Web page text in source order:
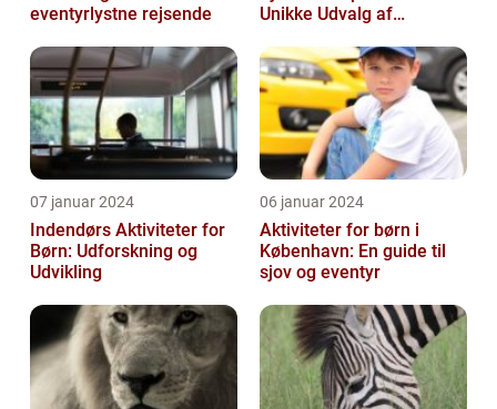
eventyrlystne rejsende
Unikke Udvalg af
07 januar 2024
Indendørs Aktiviteter for
Børn: Udforskning og
Udvikling
06 januar 2024
Aktiviteter for børn i
København: En guide til
sjov og eventyr